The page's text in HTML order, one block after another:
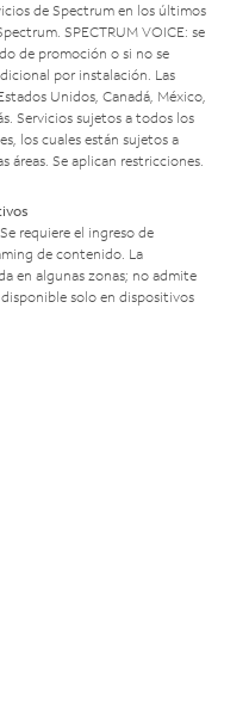
de Spectrum en los últimos
SPECTRUM VOICE: se
de promoción o si no se
por instalación. Las
Unidos, Canadá, México,
Servicios sujetos a todos los
los cuales están sujetos a
áreas. Se aplican restricciones.
requiere el ingreso de
de contenido. La
en algunas zonas; no admite
solo en dispositivos